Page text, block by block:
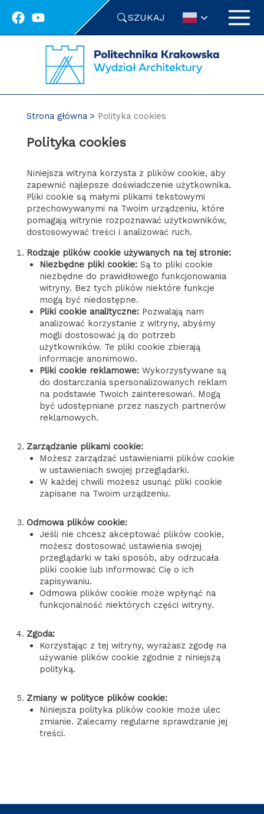
SZUKAJ
Strona główna Polityka cookies
Polityka cookies
Niniejsza witryna korzysta z plików cookie, aby
zapewnić najlepsze doświadczenie użytkownika.
Pliki cookie są małymi plikami tekstowymi
przechowywanymi na Twoim urządzeniu, które
pomagają witrynie rozpoznawać użytkowników,
dostosowywać treści i analizować ruch.
Rodzaje plików cookie używanych na tej stronie:
Niezbędne pliki cookie:Są to pliki cookie
niezbędne do prawidłowego funkcjonowania
witryny. Bez tych plików niektóre funkcje
mogą być niedostępne.
Pliki cookie analityczne:Pozwalają nam
analizować korzystanie z witryny, abyśmy
mogli dostosować ją do potrzeb
użytkowników. Te pliki cookie zbierają
informacje anonimowo.
Pliki cookie reklamowe:Wykorzystywane są
do dostarczania spersonalizowanych reklam
na podstawie Twoich zainteresowań. Mogą
być udostępniane przez naszych partnerów
reklamowych.
Zarządzanie plikami cookie:
Możesz zarządzać ustawieniami plików cookie
w ustawieniach swojej przeglądarki.
W każdej chwili możesz usunąć pliki cookie
zapisane na Twoim urządzeniu.
Odmowa plików cookie:
Jeśli nie chcesz akceptować plików cookie,
możesz dostosować ustawienia swojej
przeglądarki w taki sposób, aby odrzucała
pliki cookie lub informować Cię o ich
zapisywaniu.
Odmowa plików cookie może wpłynąć na
funkcjonalność niektórych części witryny.
Zgoda:
Korzystając z tej witryny, wyrażasz zgodę na
używanie plików cookie zgodnie z niniejszą
polityką.
Zmiany w polityce plików cookie:
Niniejsza polityka plików cookie może ulec
zmianie. Zalecamy regularne sprawdzanie jej
treści.